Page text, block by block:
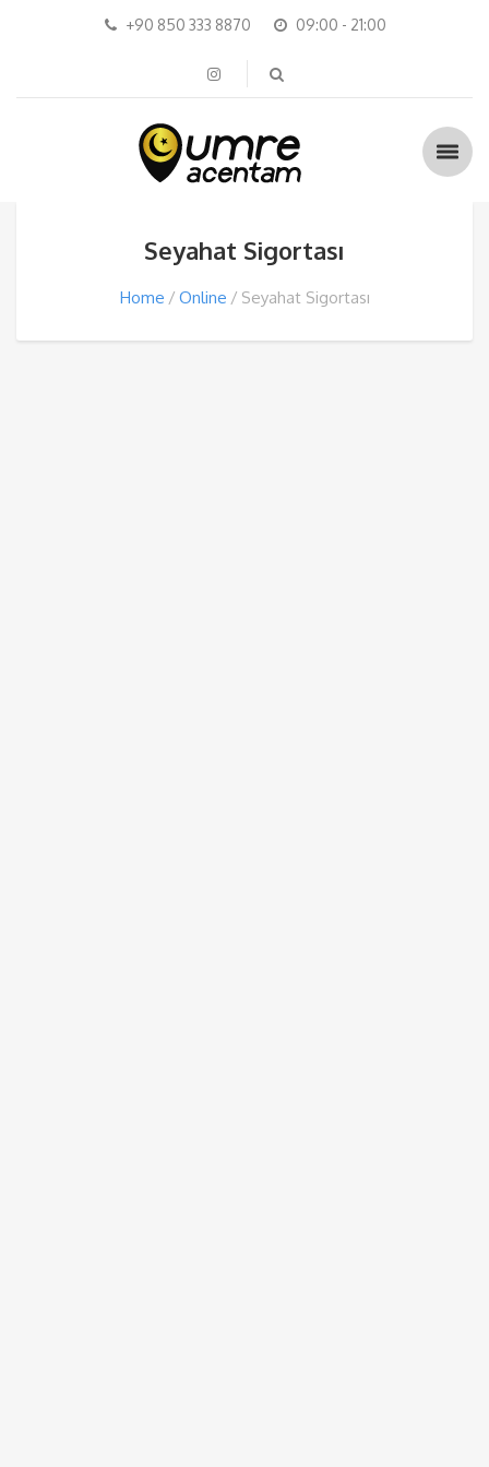
+90 850 333 8870 09:00 - 21:00
Seyahat Sigortası
Home Online Seyahat Sigortası